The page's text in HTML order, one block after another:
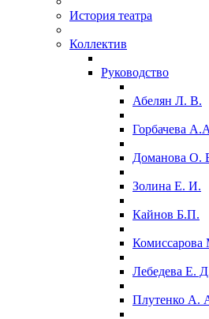
История театра
Коллектив
Руководство
Абелян Л. В.
Горбачева
Доманова О.
Золина Е. И.
Кайнов Б.П.
Лебедева Е.
Плутенко А.